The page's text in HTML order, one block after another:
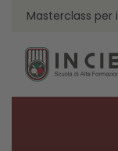
Masterclass per